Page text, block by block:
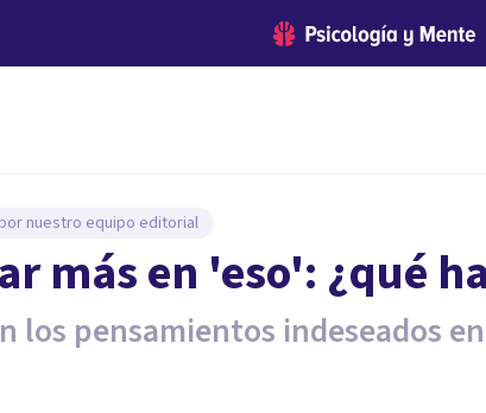
por nuestro equipo editorial
más en 'eso': ¿qué
los pensamientos indeseados